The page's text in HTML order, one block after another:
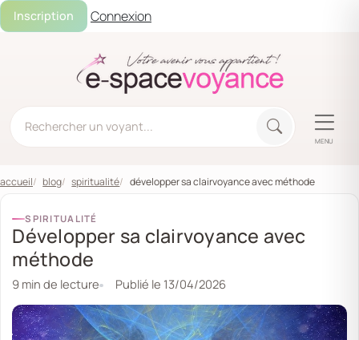
Inscription Connexion
MENU
accueil blog spiritualité développer sa clairvoyance avec méthode
SPIRITUALITÉ
Développer sa clairvoyance avec
méthode
9 min de lecture Publié le 13/04/2026